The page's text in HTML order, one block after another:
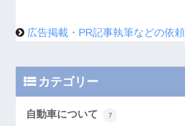
広告掲載・PR記事執筆などの依頼
カテゴリー
自動車について 7